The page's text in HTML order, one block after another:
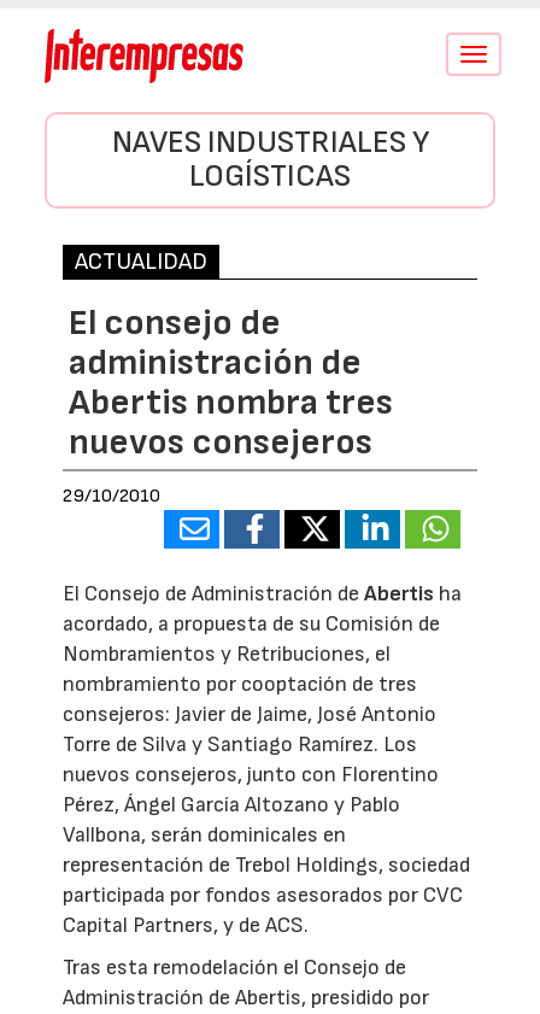
Conmutar
NAVES INDUSTRIALES Y
LOGÍSTICAS
ACTUALIDAD
El consejo de
administración de
Abertis nombra tres
nuevos consejeros
29/10/2010
El Consejo de Administración deAbertis ha
acordado, a propuesta de su Comisión de
Nombramientos y Retribuciones, el
nombramiento por cooptación de tres
consejeros: Javier de Jaime, José Antonio
Torre de Silva y Santiago Ramírez. Los
nuevos consejeros, junto con Florentino
Pérez, Ángel García Altozano y Pablo
Vallbona, serán dominicales en
representación de Trebol Holdings, sociedad
participada por fondos asesorados por CVC
Capital Partners, y de ACS.
Tras esta remodelación el Consejo de
Administración de Abertis, presidido por